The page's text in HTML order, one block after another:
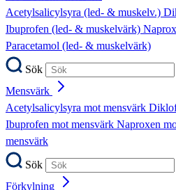
Acetylsalicylsyra (led- & muskelv.)
Ibuprofen (led- & muskelvärk)
Paracetamol (led- & muskelvärk)
Sök
Mensvärk
Acetylsalicylsyra mot mensvärk
Ibuprofen mot mensvärk Naproxen
mensvärk
Sök
Förkylning